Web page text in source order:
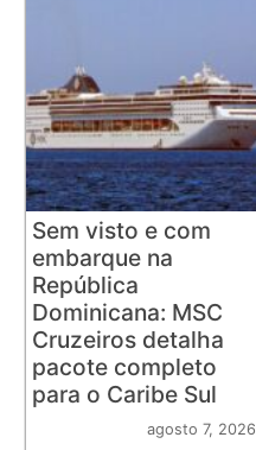
Sem visto e com
embarque na
República
Dominicana: MSC
Cruzeiros detalha
pacote completo
para o Caribe Sul
agosto 7, 2026